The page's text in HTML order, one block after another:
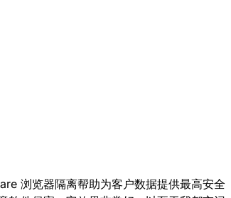
浏览器隔离帮助为客户数据提供最高安全